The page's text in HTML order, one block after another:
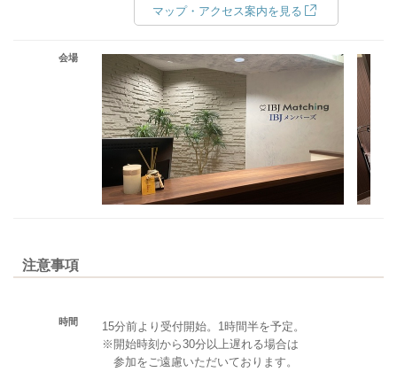
マップ・アクセス案内を見る
会場
注意事項
時間
15分前より受付開始。1時間半を予定。
※開始時刻から30分以上遅れる場合は
参加をご遠慮いただいております。